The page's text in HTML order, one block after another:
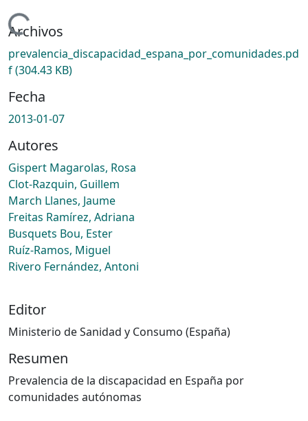
Archivos
prevalencia_discapacidad_espana_por_comunidades.pd
f(304.43 KB)
Fecha
2013-01-07
Autores
Gispert Magarolas, Rosa
Clot-Razquin, Guillem
March Llanes, Jaume
Freitas Ramírez, Adriana
Busquets Bou, Ester
Ruíz-Ramos, Miguel
Rivero Fernández, Antoni
Editor
Ministerio de Sanidad y Consumo (España)
Resumen
Prevalencia de la discapacidad en España por
comunidades autónomas